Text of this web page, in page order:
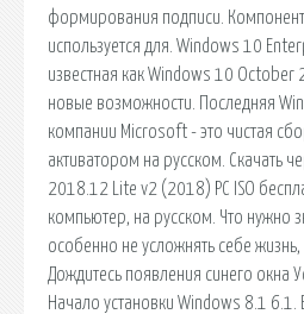
формирования подписи.
используется для. Windows 10
известная как Windows 10 October
новые возможности. Последняя
компании Microsoft - это чистая
активатором на русском. Скачать
2018.12 Lite v2 (2018) PC ISO
компьютер, на русском. Что нужно
особенно не усложнять себе жизнь,
Дождитесь появления синего окна
Начало установки Windows 8.1